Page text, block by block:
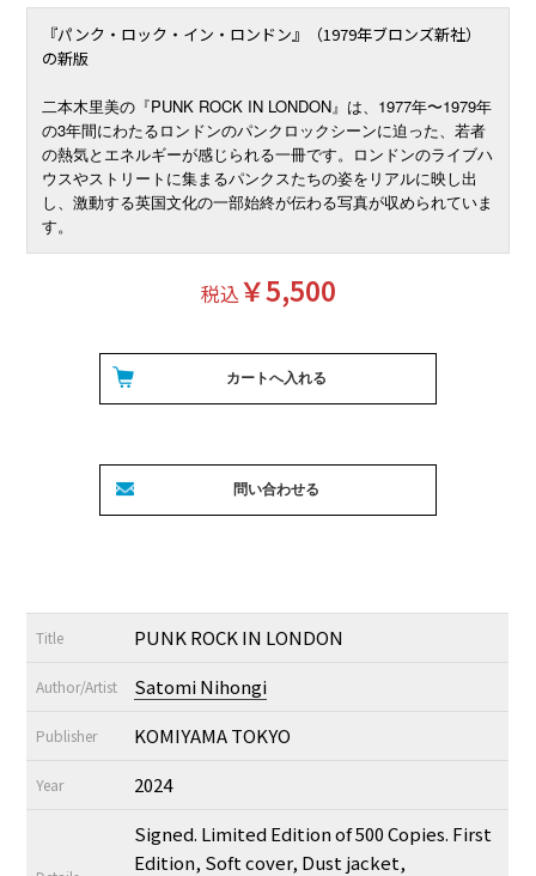
『パンク・ロック・イン・ロンドン』（1979年ブロンズ新社）
の新版
二本木里美の『PUNK ROCK IN LONDON』は、1977年〜1979年
の3年間にわたるロンドンのパンクロックシーンに迫った、若者
の熱気とエネルギーが感じられる一冊です。ロンドンのライブハ
ウスやストリートに集まるパンクスたちの姿をリアルに映し出
し、激動する英国文化の一部始終が伝わる写真が収められていま
す。
税込￥5,500
Title PUNK ROCK IN LONDON
Author/Artist Satomi Nihongi
Publisher KOMIYAMA TOKYO
Year 2024
Signed. Limited Edition of 500 Copies. First
Edition, Soft cover, Dust jacket,